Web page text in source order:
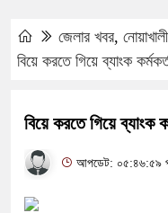
জেলার খবর, নোয়াখালী
বিয়ে করতে গিয়ে ব্যাংক
বিয়ে করতে গিয়ে ব্যাংক
আপডেট: ০৫:৪৬:৫৯